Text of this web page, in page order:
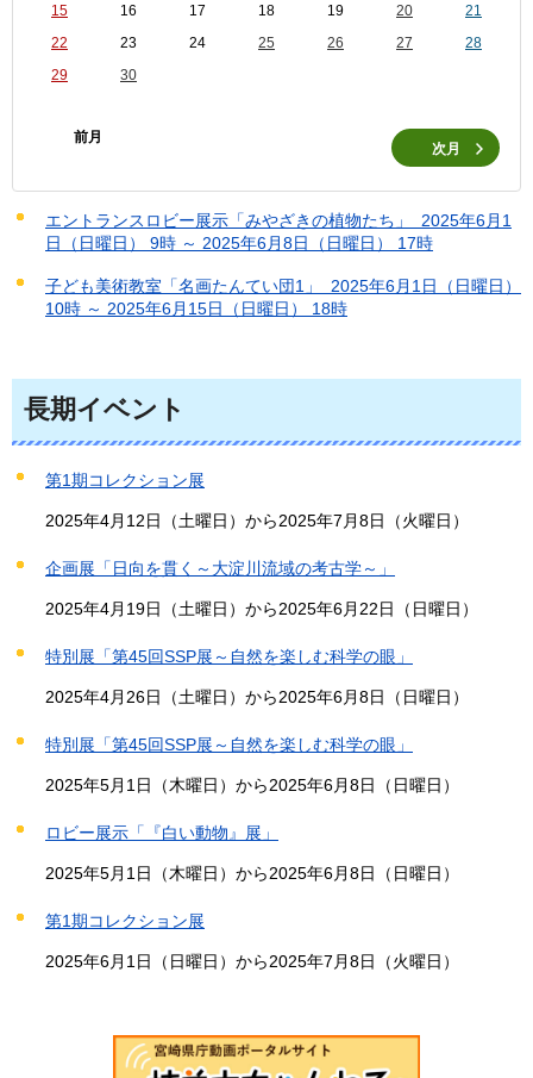
15
16 17 18 19 20
21
22
23 24 25 26 27
28
29
30
前月
次月
エントランスロビー展示「みやざきの植物たち」 2025年6月1
日（日曜日） 9時 ～ 2025年6月8日（日曜日） 17時
子ども美術教室「名画たんてい団1」 2025年6月1日（日曜日）
10時 ～ 2025年6月15日（日曜日） 18時
長期イベント
第1期コレクション展
2025年4月12日（土曜日）から2025年7月8日（火曜日）
企画展「日向を貫く～大淀川流域の考古学～」
2025年4月19日（土曜日）から2025年6月22日（日曜日）
特別展「第45回SSP展～自然を楽しむ科学の眼」
2025年4月26日（土曜日）から2025年6月8日（日曜日）
特別展「第45回SSP展～自然を楽しむ科学の眼」
2025年5月1日（木曜日）から2025年6月8日（日曜日）
ロビー展示「『白い動物』展」
2025年5月1日（木曜日）から2025年6月8日（日曜日）
第1期コレクション展
2025年6月1日（日曜日）から2025年7月8日（火曜日）